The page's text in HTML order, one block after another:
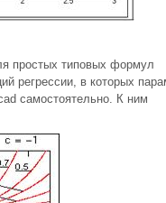
простых типовых формул
регрессии, в которых
самостоятельно. К ним